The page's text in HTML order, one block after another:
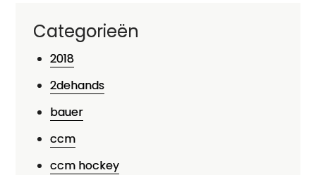
Categorieën
2018
2dehands
bauer
ccm
ccm hockey